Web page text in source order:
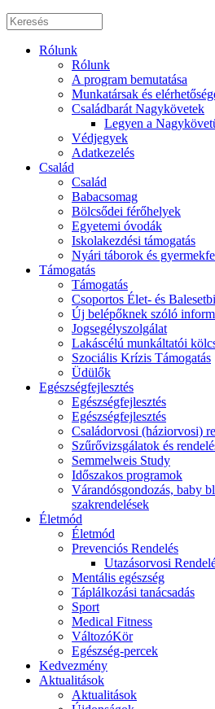
Rólunk
Rólunk
A program bemutatása
Munkatársak és
Családbarát Nagykövetek
Legyen a
Védjegyek
Adatkezelés
Család
Család
Babacsomag
Bölcsődei férőhelyek
Egyetemi óvodák
Iskolakezdési támogatás
Nyári táborok és
Támogatás
Támogatás
Csoportos Élet- és
Új belépőknek szóló
Jogsegélyszolgálat
Lakáscélú munkáltatói
Szociális Krízis Támogatás
Üdülők
Egészségfejlesztés
Egészségfejlesztés
Egészségfejlesztés
Családorvosi (háziorvosi)
Szűrővizsgálatok és
Semmelweis Study
Időszakos programok
Várandósgondozás, baby
szakrendelések
Életmód
Életmód
Prevenciós Rendelés
Utazásorvosi
Mentális egészség
Táplálkozási tanácsadás
Sport
Medical Fitness
VáltozóKör
Egészség-percek
Kedvezmény
Aktualitások
Aktualitások